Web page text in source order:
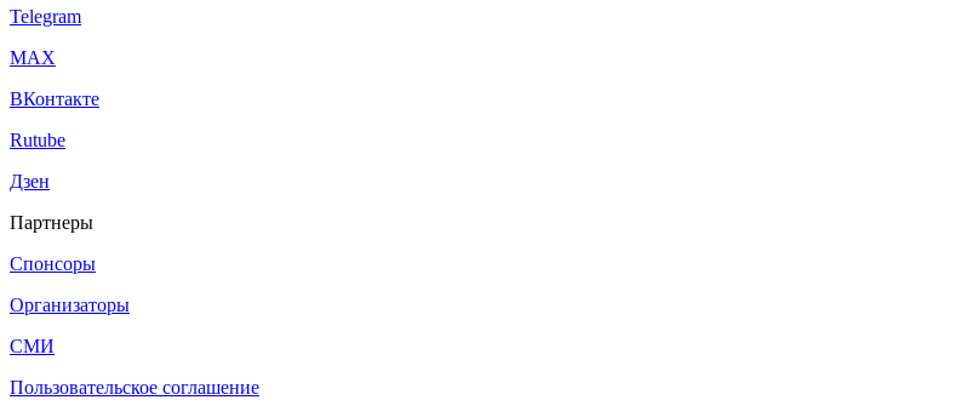
Telegram
МАХ
ВКонтакте
Rutube
Дзен
Партнеры
Спонсоры
Организаторы
СМИ
Пользовательское соглашение